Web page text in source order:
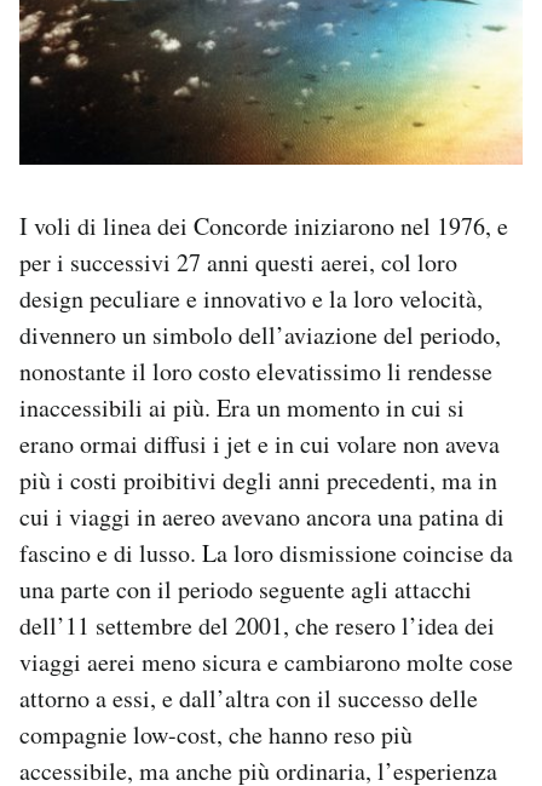
I voli di linea dei Concorde iniziarono nel 1976, e
per i successivi 27 anni questi aerei, col loro
design peculiare e innovativo e la loro velocità,
divennero un simbolo dell’aviazione del periodo,
nonostante il loro costo elevatissimo li rendesse
inaccessibili ai più. Era un momento in cui si
erano ormai diffusi i jet e in cui volare non aveva
più i costi proibitivi degli anni precedenti, ma in
cui i viaggi in aereo avevano ancora una patina di
fascino e di lusso. La loro dismissione coincise da
una parte con il periodo seguente agli attacchi
dell’11 settembre del 2001, che resero l’idea dei
viaggi aerei meno sicura e cambiarono molte cose
attorno a essi, e dall’altra con il successo delle
compagnie low-cost, che hanno reso più
accessibile, ma anche più ordinaria, l’esperienza